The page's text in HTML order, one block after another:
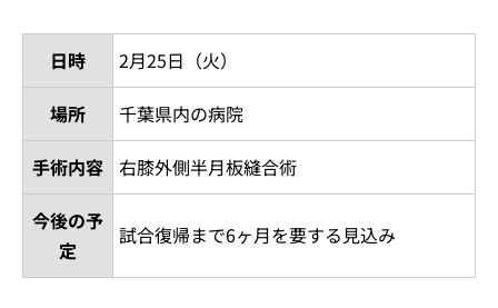
日時
2月25日（火）
場所
千葉県内の病院
手術内容 右膝外側半月板縫合術
今後の予
定
試合復帰まで6ヶ月を要する見込み